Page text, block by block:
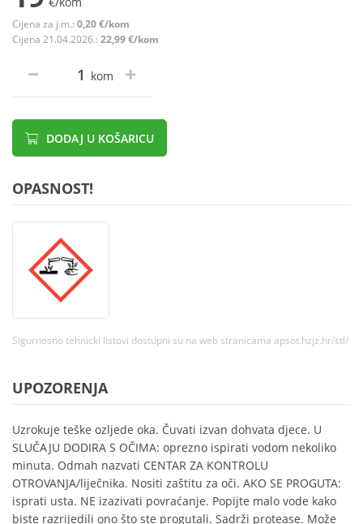
Cijena za j.m.: 0,20 €/kom
Cijena 21.04.2026.: 22,99 €/kom
kom
DODAJ U KOŠARICU
OPASNOST!
Sigurnosno tehnicki listovi dostupni su na web stranicama apsot.hzjz.hr/stl/
UPOZORENJA
Uzrokuje teške ozljede oka. Čuvati izvan dohvata djece. U
SLUČAJU DODIRA S OČIMA: oprezno ispirati vodom nekoliko
minuta. Odmah nazvati CENTAR ZA KONTROLU
OTROVANJA/liječnika. Nositi zaštitu za oči. AKO SE PROGUTA:
isprati usta. NE izazivati povraćanje. Popijte malo vode kako
biste razrijedili ono što ste progutali. Sadrži protease. Može